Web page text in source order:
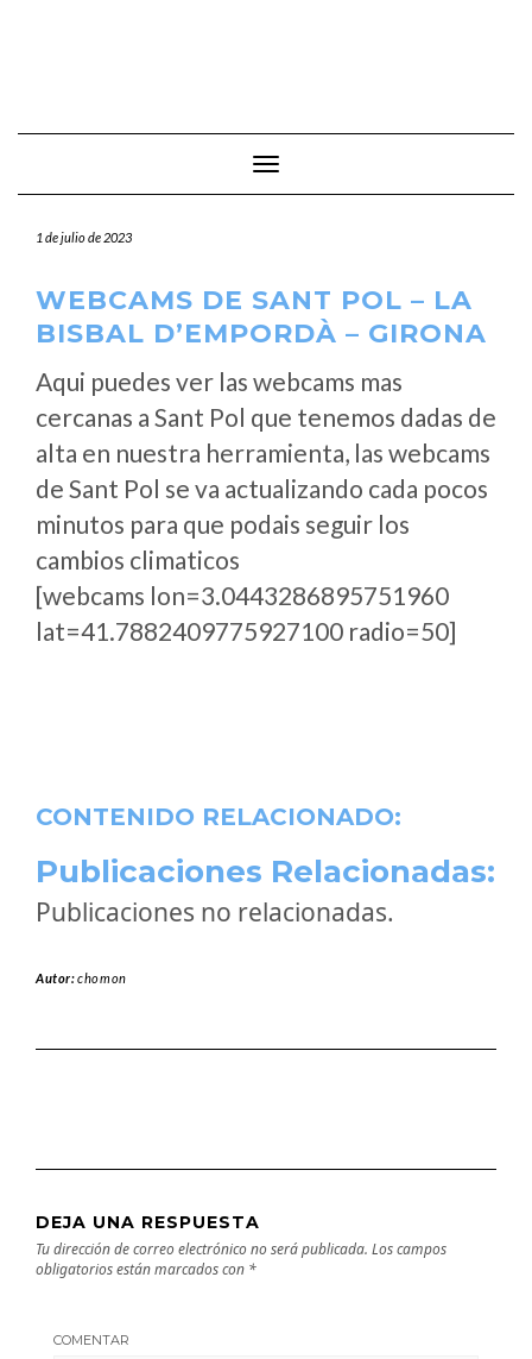
Cambiar modo de navegación
1 de julio de 2023
WEBCAMS DE SANT POL – LA
BISBAL D’EMPORDÀ – GIRONA
Aqui puedes ver las webcams mas
cercanas a Sant Pol que tenemos dadas de
alta en nuestra herramienta, las webcams
de Sant Pol se va actualizando cada pocos
minutos para que podais seguir los
cambios climaticos
[webcams lon=3.0443286895751960
lat=41.7882409775927100 radio=50]
CONTENIDO RELACIONADO:
Publicaciones Relacionadas:
Publicaciones no relacionadas.
Autor:chomon
DEJA UNA RESPUESTA
Tu dirección de correo electrónico no será publicada. Los campos
obligatorios están marcados con *
COMENTAR